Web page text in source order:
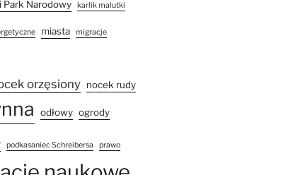
Park Narodowy karlik malutki
miasta migracje
orzęsiony nocek rudy
odłowy ogrody
podkasaniec Schreibersa prawo